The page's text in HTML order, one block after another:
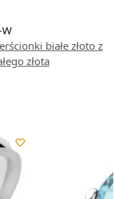
białe złoto z
złota